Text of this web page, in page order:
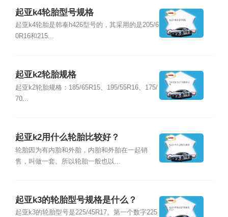
起亚k4轮胎型号规格
起亚k4轮胎是韩泰h426型号的，其采用的是205/6
0R16和215...
起亚k2轮胎规格
起亚k2轮胎规格：185/65R15、195/55R16、175/
70...
起亚k2用什么轮胎比较好？
轮胎因为有内胎和外胎，内胎和外胎在一起销
售，叫做一套。所以轮胎一般也以...
起亚k3的轮胎型号规格是什么？
起亚k3的轮胎型号是225/45R17。第一个数字225